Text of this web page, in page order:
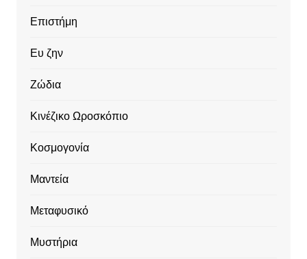
Επιστήμη
Ευ ζην
Ζώδια
Κινέζικο Ωροσκόπιο
Κοσμογονία
Μαντεία
Μεταφυσικό
Μυστήρια